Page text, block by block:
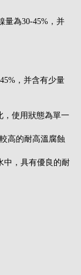
量為30-45%，并
，并含有少量
，使用狀態為單一
高的耐高溫腐蝕
中，具有優良的耐